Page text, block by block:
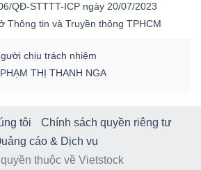
QĐ-STTTT-ICP ngày 20/07/2023
Thông tin và Truyền thông TPHCM
chịu trách nhiệm
THỊ THANH NGA
tôi
Chính sách quyền riêng tư
cáo & Dịch vụ
thuộc về Vietstock